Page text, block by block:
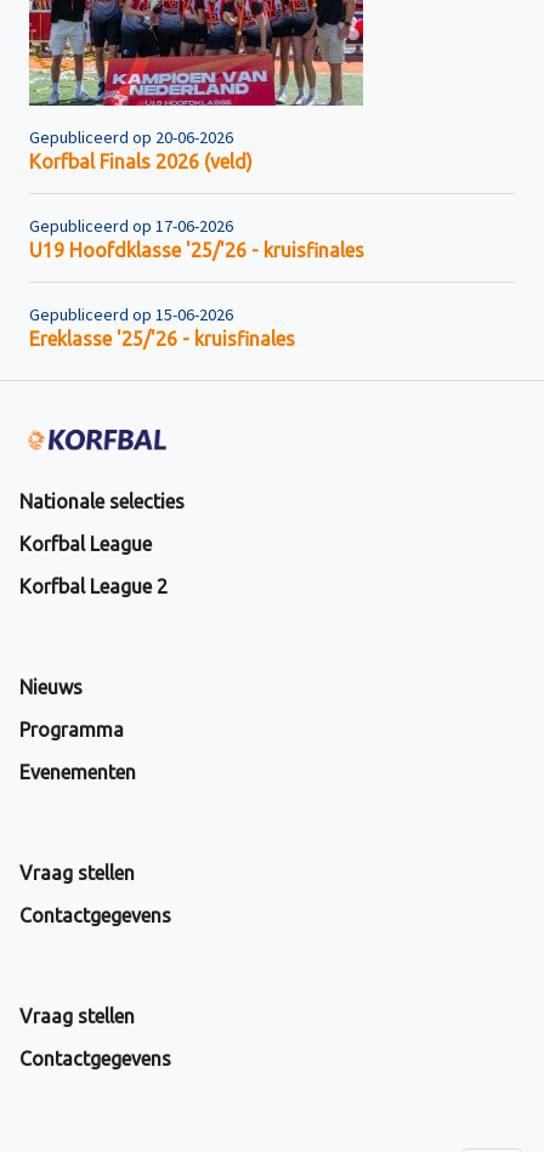
Gepubliceerd op 20-06-2026
Korfbal Finals 2026 (veld)
Gepubliceerd op 17-06-2026
U19 Hoofdklasse '25/'26 - kruisfinales
Gepubliceerd op 15-06-2026
Ereklasse '25/'26 - kruisfinales
Nationale selecties
Korfbal League
Korfbal League 2
Nieuws
Programma
Evenementen
Vraag stellen
Contactgegevens
Vraag stellen
Contactgegevens